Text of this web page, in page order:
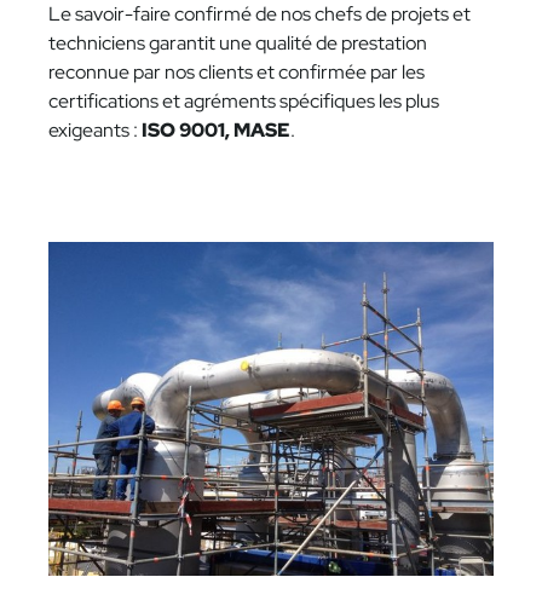
Le savoir-faire confirmé de nos chefs de projets et
techniciens garantit une qualité de prestation
reconnue par nos clients et confirmée par les
certifications et agréments spécifiques les plus
exigeants : ISO 9001, MASE.